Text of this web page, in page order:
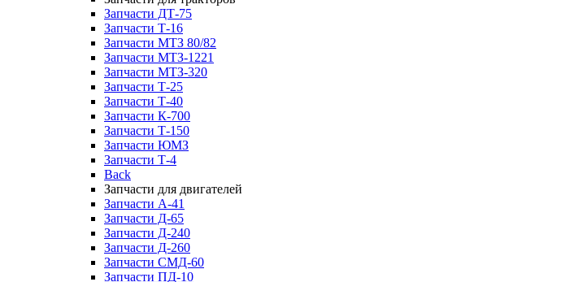
Запчасти ДТ-75
Запчасти Т-16
Запчасти МТЗ 80/82
Запчасти МТЗ-1221
Запчасти МТЗ-320
Запчасти Т-25
Запчасти Т-40
Запчасти К-700
Запчасти Т-150
Запчасти ЮМЗ
Запчасти Т-4
Back
Запчасти для двигателей
Запчасти А-41
Запчасти Д-65
Запчасти Д-240
Запчасти Д-260
Запчасти СМД-60
Запчасти ПД-10